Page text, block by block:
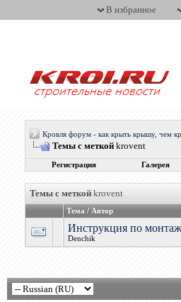
В избранное
Кровля форум - как крыть крышу, чем
Темы с меткой krovent
Регистрация Галерея
Темы с меткой krovent
Тема / Автор
Инструкция по
Denchik